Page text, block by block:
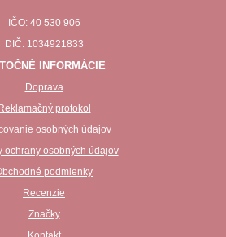
IČO: 40 530 906
DIČ: 1034921833
INFORMÁCIE
Doprava
Reklamačný protokol
osobných údajov
ochrany osobných údajov
podmienky
Recenzie
Značky